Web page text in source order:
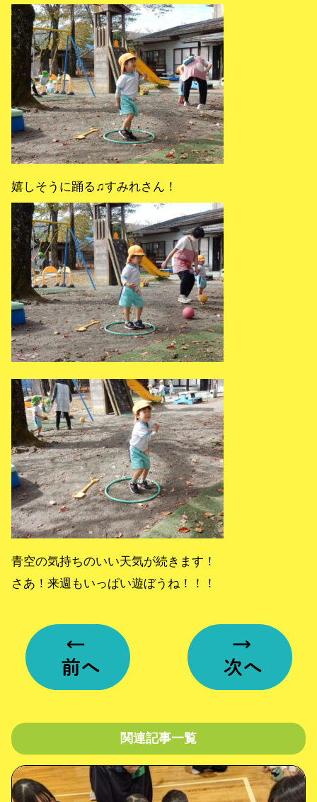
嬉しそうに踊る♫すみれさん！
青空の気持ちのいい天気が続きます！
さあ！来週もいっぱい遊ぼうね！！！
関連記事一覧